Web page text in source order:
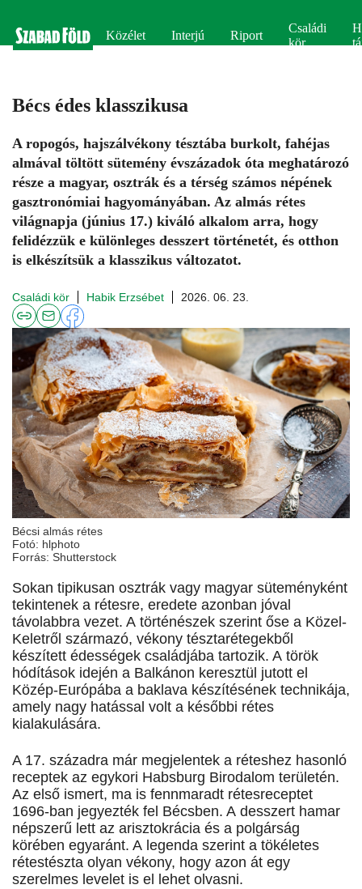
Közélet Interjú Riport
Családi
kör
Bécs édes klasszikusa
A ropogós, hajszálvékony tésztába burkolt, fahéjas
almával töltött sütemény évszázadok óta meghatározó
része a magyar, osztrák és a térség számos népének
gasztronómiai hagyományában. Az almás rétes
világnapja (június 17.) kiváló alkalom arra, hogy
felidézzük e különleges desszert történetét, és otthon
is elkészítsük a klasszikus változatot.
Családi kör Habik Erzsébet 2026. 06. 23.
Bécsi almás rétes
Fotó: hlphoto
Forrás: Shutterstock
Sokan tipikusan osztrák vagy magyar süteményként
tekintenek a rétesre, eredete azonban jóval
távolabbra vezet. A történészek szerint őse a Közel-
Keletről származó, vékony tésztarétegekből
készített édességek családjába tartozik. A török
hódítások idején a Balkánon keresztül jutott el
Közép-Európába a baklava készítésének technikája,
amely nagy hatással volt a későbbi rétes
kialakulására.
A 17. századra már megjelentek a réteshez hasonló
receptek az egykori Habsburg Birodalom területén.
Az első ismert, ma is fennmaradt rétesreceptet
1696-ban jegyezték fel Bécsben. A desszert hamar
népszerű lett az arisztokrácia és a polgárság
körében egyaránt. A legenda szerint a tökéletes
rétestészta olyan vékony, hogy azon át egy
szerelmes levelet is el lehet olvasni.